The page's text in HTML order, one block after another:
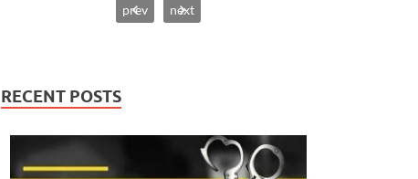
prev next
RECENT POSTS